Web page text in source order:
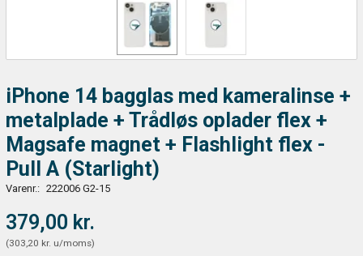
iPhone 14 bagglas med kameralinse +
metalplade + Trådløs oplader flex +
Magsafe magnet + Flashlight flex -
Pull A (Starlight)
Varenr.: 222006 G2-15
379,00 kr.
(303,20 kr. u/moms)